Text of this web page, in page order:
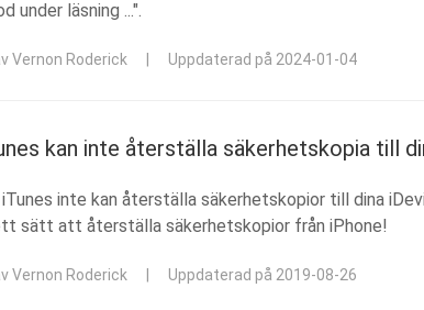
läsning ...".
Vernon Roderick Uppdaterad på 2024-01-04
kan inte återställa säkerhetskopia till
inte kan återställa säkerhetskopior till dina
sätt att återställa säkerhetskopior från iPhone!
Vernon Roderick Uppdaterad på 2019-08-26